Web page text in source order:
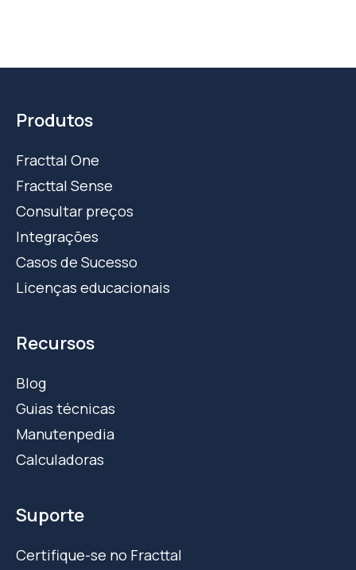
Produtos
Fracttal One
Fracttal Sense
Consultar preços
Integrações
Casos de Sucesso
Licenças educacionais
Recursos
Blog
Guias técnicas
Manutenpedia
Calculadoras
Suporte
Certifique-se no Fracttal